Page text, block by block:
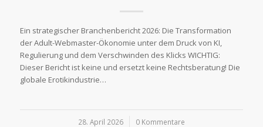
Ein strategischer Branchenbericht 2026: Die Transformation
der Adult-Webmaster-Ökonomie unter dem Druck von KI,
Regulierung und dem Verschwinden des Klicks WICHTIG:
Dieser Bericht ist keine und ersetzt keine Rechtsberatung! Die
globale Erotikindustrie…
28. April 2026
/ 0 Kommentare